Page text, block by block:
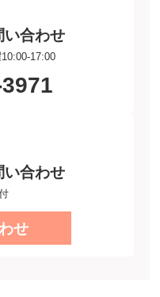
い合わせ
17:00
い合わせ
せ